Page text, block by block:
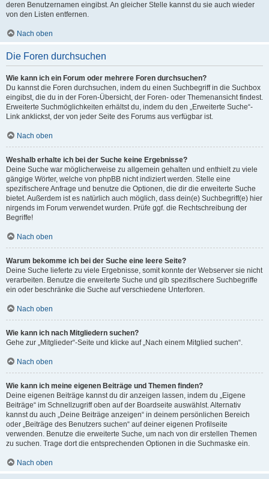
deren Benutzernamen eingibst. An gleicher Stelle kannst du sie auch wieder
von den Listen entfernen.
Nach oben
Die Foren durchsuchen
Wie kann ich ein Forum oder mehrere Foren durchsuchen?
Du kannst die Foren durchsuchen, indem du einen Suchbegriff in die Suchbox
eingibst, die du in der Foren-Übersicht, der Foren- oder Themenansicht findest.
Erweiterte Suchmöglichkeiten erhältst du, indem du den „Erweiterte Suche“-
Link anklickst, der von jeder Seite des Forums aus verfügbar ist.
Nach oben
Weshalb erhalte ich bei der Suche keine Ergebnisse?
Deine Suche war möglicherweise zu allgemein gehalten und enthielt zu viele
gängige Wörter, welche von phpBB nicht indiziert werden. Stelle eine
spezifischere Anfrage und benutze die Optionen, die dir die erweiterte Suche
bietet. Außerdem ist es natürlich auch möglich, dass dein(e) Suchbegriff(e) hier
nirgends im Forum verwendet wurden. Prüfe ggf. die Rechtschreibung der
Begriffe!
Nach oben
Warum bekomme ich bei der Suche eine leere Seite?
Deine Suche lieferte zu viele Ergebnisse, somit konnte der Webserver sie nicht
verarbeiten. Benutze die erweiterte Suche und gib spezifischere Suchbegriffe
ein oder beschränke die Suche auf verschiedene Unterforen.
Nach oben
Wie kann ich nach Mitgliedern suchen?
Gehe zur „Mitglieder“-Seite und klicke auf „Nach einem Mitglied suchen“.
Nach oben
Wie kann ich meine eigenen Beiträge und Themen finden?
Deine eigenen Beiträge kannst du dir anzeigen lassen, indem du „Eigene
Beiträge“ im Schnellzugriff oben auf der Boardseite auswählst. Alternativ
kannst du auch „Deine Beiträge anzeigen“ in deinem persönlichen Bereich
oder „Beiträge des Benutzers suchen“ auf deiner eigenen Profilseite
verwenden. Benutze die erweiterte Suche, um nach von dir erstellen Themen
zu suchen. Trage dort die entsprechenden Optionen in die Suchmaske ein.
Nach oben